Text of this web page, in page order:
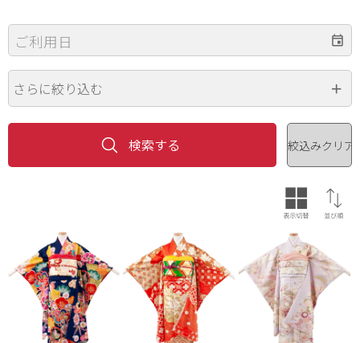
ご利用日
さらに絞り込む
※複数選択可